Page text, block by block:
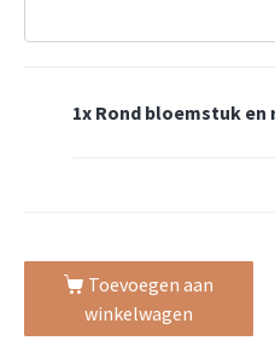
1x Rond bloemstuk en
Toevoegen aan
winkelwagen